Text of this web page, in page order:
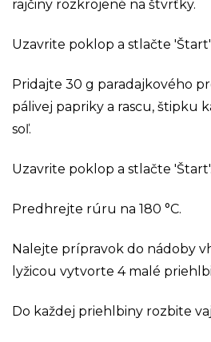
rajčiny rozkrojené na štvrťky.
Uzavrite poklop a stlačte 'Štart'
Pridajte 30 g paradajkového
pálivej papriky a rascu, štipku
soľ.
Uzavrite poklop a stlačte 'Štart'.
Predhrejte rúru na 180 °C.
Nalejte prípravok do nádoby
lyžicou vytvorte 4 malé
Do každej priehlbiny rozbite